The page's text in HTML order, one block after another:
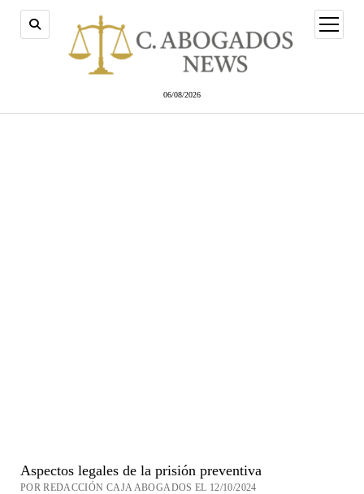
06/08/2026
abrir
menú
Aspectos legales de la prisión preventiva
POR REDACCIÓN CAJA ABOGADOS EL 12/10/2024